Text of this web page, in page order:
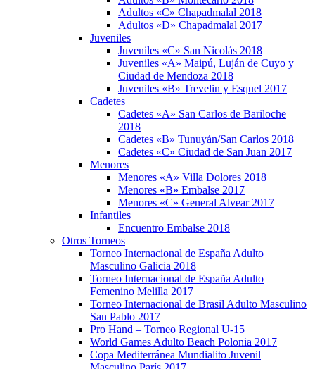
Adultos «C» Chapadmalal 2018
Adultos «D» Chapadmalal 2017
Juveniles
Juveniles «C» San Nicolás 2018
Juveniles «A» Maipú, Luján de Cuyo y
Ciudad de Mendoza 2018
Juveniles «B» Trevelin y Esquel 2017
Cadetes
Cadetes «A» San Carlos de Bariloche
2018
Cadetes «B» Tunuyán/San Carlos 2018
Cadetes «C» Ciudad de San Juan 2017
Menores
Menores «A» Villa Dolores 2018
Menores «B» Embalse 2017
Menores «C» General Alvear 2017
Infantiles
Encuentro Embalse 2018
Otros Torneos
Torneo Internacional de España Adulto
Masculino Galicia 2018
Torneo Internacional de España Adulto
Femenino Melilla 2017
Torneo Internacional de Brasil Adulto Masculino
San Pablo 2017
Pro Hand – Torneo Regional U-15
World Games Adulto Beach Polonia 2017
Copa Mediterránea Mundialito Juvenil